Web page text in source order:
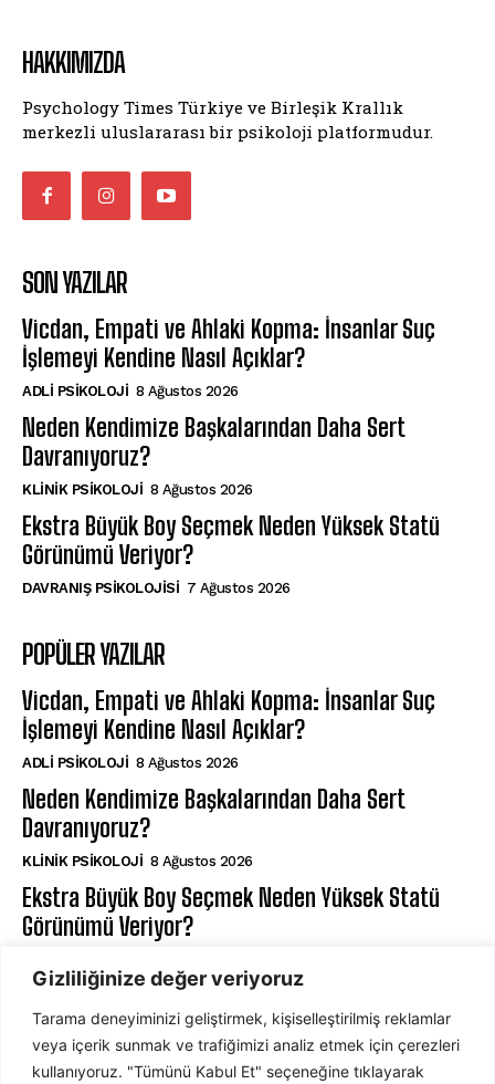
Gizliliğinize değer veriyoruz
Tarama deneyiminizi geliştirmek, kişiselleştirilmiş reklamlar
veya içerik sunmak ve trafiğimizi analiz etmek için çerezleri
kullanıyoruz. "Tümünü Kabul Et" seçeneğine tıklayarak
HAKKIMIZDA
Psychology Times Türkiye ve Birleşik Krallık
merkezli uluslararası bir psikoloji platformudur.
SON YAZILAR
Vicdan, Empati ve Ahlaki Kopma: İnsanlar Suç
İşlemeyi Kendine Nasıl Açıklar?
ADLI PSIKOLOJI 8 Ağustos 2026
Neden Kendimize Başkalarından Daha Sert
Davranıyoruz?
KLINIK PSIKOLOJI 8 Ağustos 2026
Ekstra Büyük Boy Seçmek Neden Yüksek Statü
Görünümü Veriyor?
DAVRANIŞ PSIKOLOJISI 7 Ağustos 2026
POPÜLER YAZILAR
Vicdan, Empati ve Ahlaki Kopma: İnsanlar Suç
İşlemeyi Kendine Nasıl Açıklar?
ADLI PSIKOLOJI 8 Ağustos 2026
Neden Kendimize Başkalarından Daha Sert
Davranıyoruz?
KLINIK PSIKOLOJI 8 Ağustos 2026
Ekstra Büyük Boy Seçmek Neden Yüksek Statü
Görünümü Veriyor?
ABONE OL